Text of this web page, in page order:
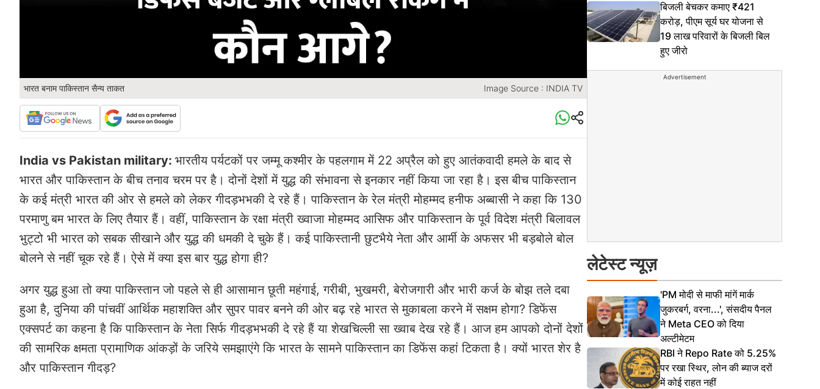
भारत बनाम पाकिस्तान सैन्य ताकत Image Source : INDIA TV
India vs Pakistan military: भारतीय पर्यटकों पर जम्मू कश्मीर के पहलगाम में 22 अप्रैल को हुए आतंकवादी हमले के बाद से
भारत और पाकिस्तान के बीच तनाव चरम पर है। दोनों देशों में युद्ध की संभावना से इनकार नहीं किया जा रहा है। इस बीच पाकिस्तान
के कई मंत्री भारत की ओर से हमले को लेकर गीदड़भभकी दे रहे हैं। पाकिस्तान के रेल मंत्री मोहम्मद हनीफ अब्बासी ने कहा कि 130
परमाणु बम भारत के लिए तैयार हैं। वहीं, पाकिस्तान के रक्षा मंत्री ख्वाजा मोहम्मद आसिफ और पाकिस्तान के पूर्व विदेश मंत्री बिलावल
भुट्टो भी भारत को सबक सीखाने और युद्ध की धमकी दे चुके हैं। कई पाकिस्तानी छुटभैये नेता और आर्मी के अफसर भी बड़बोले बोल
बोलने से नहीं चूक रहे हैं। ऐसे में क्या इस बार युद्ध होगा ही?
अगर युद्ध हुआ तो क्या पाकिस्तान जो पहले से ही आसामान छूती महंगाई, गरीबी, भुखमरी, बेरोजगारी और भारी कर्ज के बोझ तले दबा
हुआ है, दुनिया की पांचवीं आर्थिक महाशक्ति और सुपर पावर बनने की ओर बढ़ रहे भारत से मुकाबला करने में सक्षम होगा? डिफेंस
एक्सपर्ट का कहना है कि पाकिस्तान के नेता सिर्फ गीदड़भभकी दे रहे हैं या शेखचिल्ली सा ख्वाब देख रहे हैं। आज हम आपको दोनों देशों
की सामरिक क्षमता प्रामाणिक आंकड़ों के जरिये समझाएंगे कि भारत के सामने पाकिस्तान का डिफेंस कहां टिकता है। क्यों भारत शेर है
और पाकिस्तान गीदड़?
बिजली बेचकर कमाए ₹421
करोड़, पीएम सूर्य घर योजना से
19 लाख परिवारों के बिजली बिल
हुए जीरो
Advertisement
लेटेस्ट न्यूज़
'PM मोदी से माफी मांगें मार्क
जुकरबर्ग, वरना...', संसदीय पैनल
ने Meta CEO को दिया
अल्टीमेटम
RBI ने Repo Rate को 5.25%
पर रखा स्थिर, लोन की ब्याज दरों
में कोई राहत नहीं